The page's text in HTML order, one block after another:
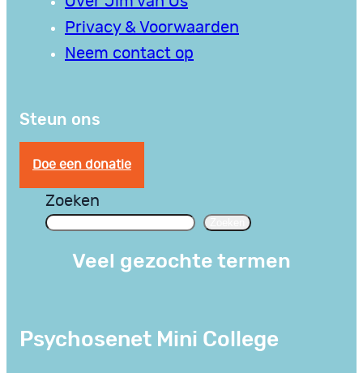
Privacy & Voorwaarden
Neem contact op
Steun ons
Doe een donatie
Zoeken
Veel gezochte termen
Psychosenet Mini College